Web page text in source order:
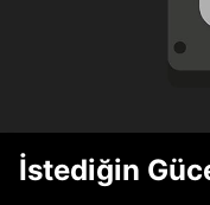
İstediğin